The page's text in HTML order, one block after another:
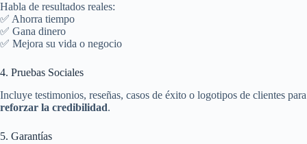
Habla de resultados reales:
✅ Ahorra tiempo
✅ Gana dinero
✅ Mejora su vida o negocio
4. Pruebas Sociales
Incluye testimonios, reseñas, casos de éxito o logotipos de clientes para
reforzar la credibilidad.
5. Garantías